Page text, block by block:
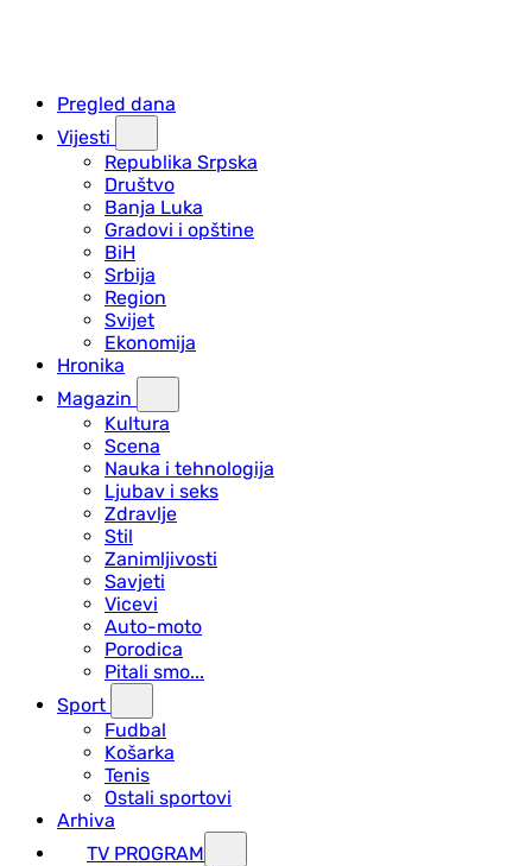
Pregled dana
Vijesti
Republika Srpska
Društvo
Banja Luka
Gradovi i opštine
BiH
Srbija
Region
Svijet
Ekonomija
Hronika
Magazin
Kultura
Scena
Nauka i tehnologija
Ljubav i seks
Zdravlje
Stil
Zanimljivosti
Savjeti
Vicevi
Auto-moto
Porodica
Pitali smo...
Sport
Fudbal
Košarka
Tenis
Ostali sportovi
Arhiva
TV PROGRAM